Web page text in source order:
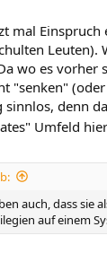
mal
Leuten).
wo es vorher
"senken"
denn
Umfeld hier
auch, dass sie
auf einem